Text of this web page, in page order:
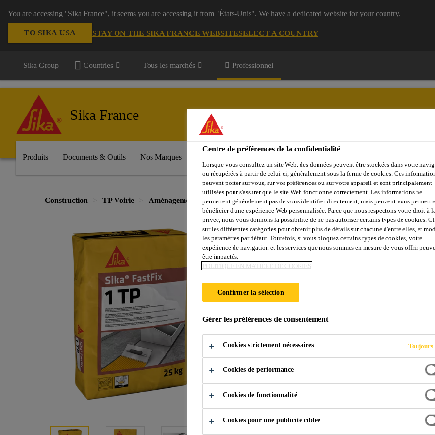
You are accessing "Sika France", it seems you are accessing it from "États-Unis". We have a dedicated website for your country.
TO SIKA USA STAY ON THE SIKA FRANCE WEBSITESELECT A COUNTRY
Sika Group Countries Tous les marchés Professionnel
Sika France
Produits Documents & Outils Nos Marques
Construction TP Voirie Aménagements urbains Sika FastFix®-1 TP
Sika FastFix®-1
Mortier pour le collage de bordures et
Sika FastFix®-1 TP est un mortier hydraulique
durcissement rapide.
Excellente adhérence sur béton et enrobé
Remise en service rapide.
FICHE DE
Centre de préférences de la confidentialité
Lorsque vous consultez un site Web, des données peuvent être stockées dans votre
ou récupérées à partir de celui-ci, généralement sous la forme de cookies. Ces
peuvent porter sur vous, sur vos préférences ou sur votre appareil et sont principalement
utilisées pour s'assurer que le site Web fonctionne correctement. Les informations ne
permettent généralement pas de vous identifier directement, mais peuvent vous
bénéficier d'une expérience Web personnalisée. Parce que nous respectons votre droit à
privée, nous vous donnons la possibilité de ne pas autoriser certains types de cookies.
sur les différentes catégories pour obtenir plus de détails sur chacune d'entre elles, et
les paramètres par défaut. Toutefois, si vous bloquez certains types de cookies, votre
expérience de navigation et les services que nous sommes en mesure de vous offrir
être impactés.
POLITIQUE EN MATIÈRE DE COOKIES
Confirmer la sélection
Gérer les préférences de consentement
Cookies strictement nécessaires Toujours
Cookies de performance
Cookies de fonctionnalité
Cookies pour une publicité ciblée